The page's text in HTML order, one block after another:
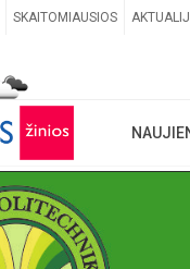
SKAITOMIAUSIOS